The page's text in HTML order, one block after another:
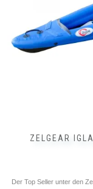
ZELGEAR
Der Top Seller unter den
Produktseite
gewählt